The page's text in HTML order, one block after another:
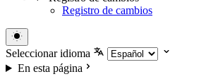
Registro de cambios
Seleccionar idioma
En esta página